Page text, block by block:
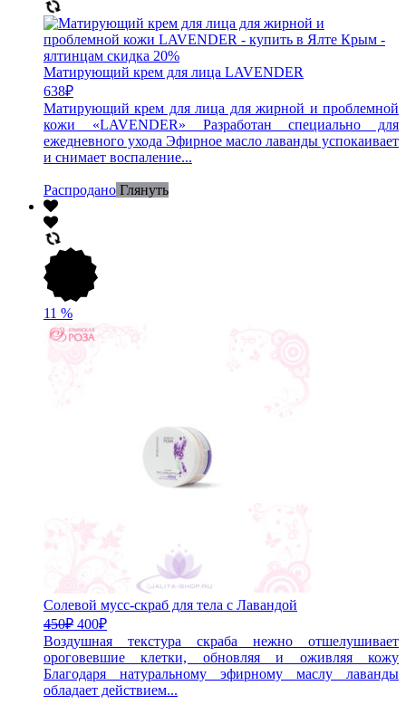
Матирующий крем для лица LAVENDER
638₽
Матирующий крем для лица для жирной и проблемной
кожи «LAVENDER» Разработан специально для
ежедневного ухода Эфирное масло лаванды успокаивает
и снимает воспаление...
Распродано Глянуть
11 %
Солевой мусс-скраб для тела с Лавандой
450₽ 400₽
Воздушная текстура скраба нежно отшелушивает
ороговевшие клетки, обновляя и оживляя кожу
Благодаря натуральному эфирному маслу лаванды
обладает действием...